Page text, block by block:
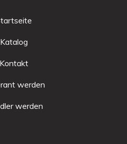
Katalog
Kontakt
werden
werden